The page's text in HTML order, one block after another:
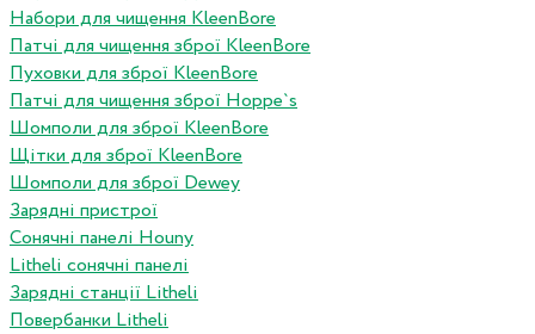
Набори для чищення KleenBore
Патчі для чищення зброї KleenBore
Пуховки для зброї KleenBore
Патчі для чищення зброї Hoppe`s
Шомполи для зброї KleenBore
Щітки для зброї KleenBore
Шомполи для зброї Dewey
Зарядні пристрої
Сонячні панелі Houny
Litheli сонячні панелі
Зарядні станції Litheli
Повербанки Litheli